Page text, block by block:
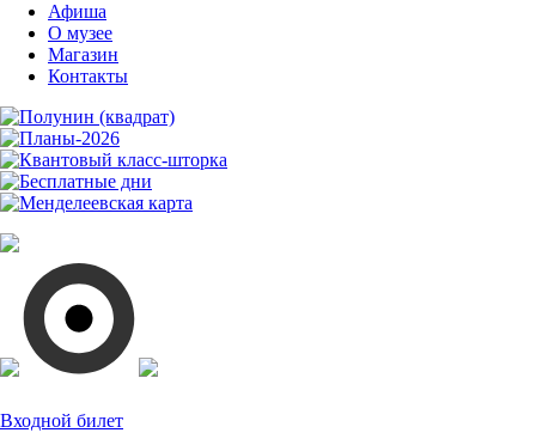
Афиша
О музее
Магазин
Контакты
Входной билет